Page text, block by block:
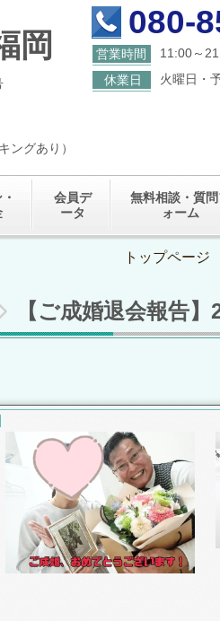
岡
ングあり）
080-
営業時間
11:00～
休業日
火曜日・
会員デ
ータ
無料相談・質問
ォーム
トップページ
【ご成婚退会報告